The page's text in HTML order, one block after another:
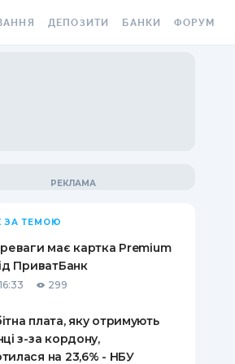
ВІНЬЄТКА
ВІД
ВИПАДКІВ
ДЕПОЗИТИ
ПИТАННЯ ТА ВІДПОВІДІ
ПУТІВНИКИ ПО
БАНКИ ФОРУМ
ЗА ТЕМОЮ
має картка Premium
ПриватБанк
299
плата, яку отримують
з-за кордону,
на 23,6% - НБУ